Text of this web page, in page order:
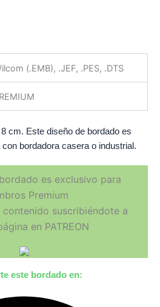
(.EMB), .JEF, .PES, .DTS
cm. Este diseño de bordado es
bordadora casera o industrial.
es exclusivo para
Premium
suscribiéndote a
en PATREON
este bordado en: